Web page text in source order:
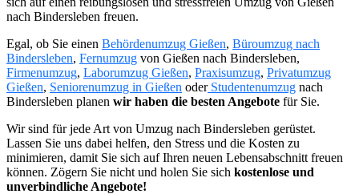
nach Bindersleben freuen.
Egal, ob Sie einen Behördenumzug Gießen, Büroumzug nach
Bindersleben, Fernumzug von Gießen nach Bindersleben,
Firmenumzug, Laborumzug Gießen, Praxisumzug, Privatumzug
Gießen, Seniorenumzug in Gießen oderStudentenumzug nach
Bindersleben planen wir haben die besten Angebote für Sie.
Wir sind für jede Art von Umzug nach Bindersleben gerüstet.
Lassen Sie uns dabei helfen, den Stress und die Kosten zu
minimieren, damit Sie sich auf Ihren neuen Lebensabschnitt freuen
können. Zögern Sie nicht und holen Sie sich kostenlose und
unverbindliche Angebote!